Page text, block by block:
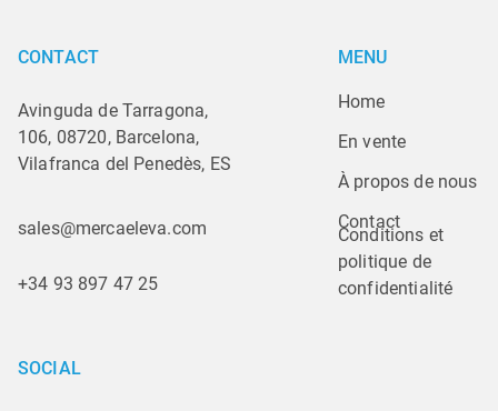
CONTACT
Avinguda de Tarragona,
106, 08720, Barcelona,
Vilafranca del Penedès, ES
sales@mercaeleva.com
+34 93 897 47 25
MENU
Home
En vente
À propos de nous
Contact
Conditions et
politique de
confidentialité
SOCIAL